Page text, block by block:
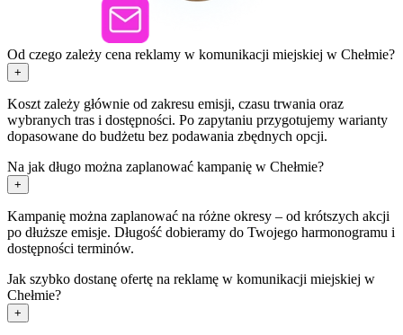
Od czego zależy cena reklamy w komunikacji miejskiej w Chełmie?
+
Koszt zależy głównie od zakresu emisji, czasu trwania oraz
wybranych tras i dostępności. Po zapytaniu przygotujemy warianty
dopasowane do budżetu bez podawania zbędnych opcji.
Na jak długo można zaplanować kampanię w Chełmie?
+
Kampanię można zaplanować na różne okresy – od krótszych akcji
po dłuższe emisje. Długość dobieramy do Twojego harmonogramu i
dostępności terminów.
Jak szybko dostanę ofertę na reklamę w komunikacji miejskiej w
Chełmie?
+